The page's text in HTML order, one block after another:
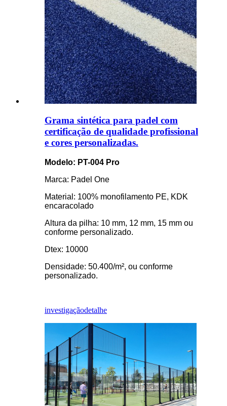
Grama sintética para padel com
certificação de qualidade profissional
e cores personalizadas.
Modelo: PT-004 Pro
Marca: Padel One
Material: 100% monofilamento PE, KDK
encaracolado
Altura da pilha: 10 mm, 12 mm, 15 mm ou
conforme personalizado.
Dtex: 10000
Densidade: 50.400/m², ou conforme
personalizado.
investigaçãodetalhe